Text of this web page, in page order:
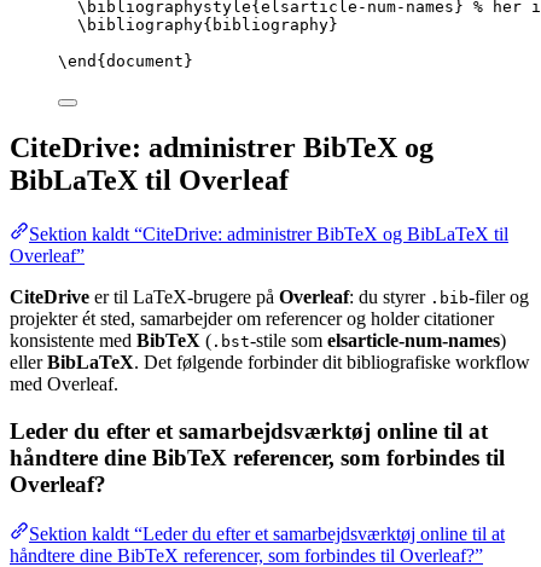
\bibliographystyle{elsarticle-num-names} % her
\bibliography{bibliography}
\end { document }
CiteDrive: administrer BibTeX og
BibLaTeX til Overleaf
Sektion kaldt “CiteDrive: administrer BibTeX og BibLaTeX til
Overleaf”
CiteDrive er til LaTeX-brugere på Overleaf: du styrer .bib-filer og
projekter ét sted, samarbejder om referencer og holder citationer
konsistente med BibTeX ( .bst-stile som elsarticle-num-names)
ellerBibLaTeX. Det følgende forbinder dit bibliografiske workflow
med Overleaf.
Leder du efter et samarbejdsværktøj online til at
håndtere dine BibTeX referencer, som forbindes til
Overleaf?
Sektion kaldt “Leder du efter et samarbejdsværktøj online til at
håndtere dine BibTeX referencer, som forbindes til Overleaf?”